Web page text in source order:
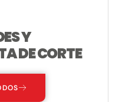
Y
DE CORTE